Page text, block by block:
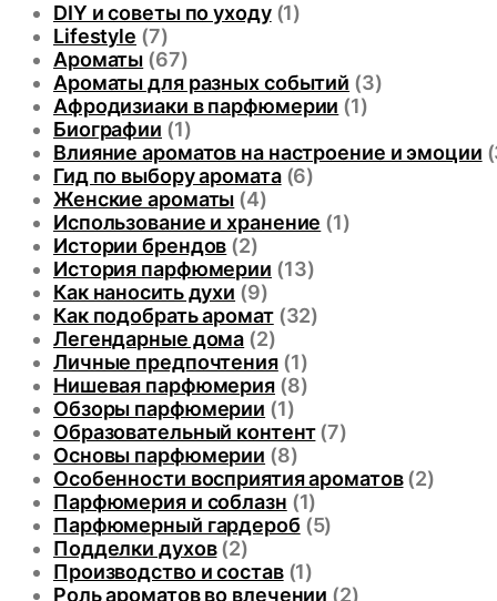
DIY и советы по уходу(1)
Lifestyle (7)
Ароматы (67)
Ароматы для разных событий (3)
Афродизиаки в парфюмерии (1)
Биографии (1)
Влияние ароматов на настроение и эмоции
Гид по выбору аромата(6)
Женские ароматы (4)
Использование и хранение (1)
Истории брендов (2)
История парфюмерии (13)
Как наносить духи (9)
Как подобрать аромат(32)
Легендарные дома (2)
Личные предпочтения(1)
Нишевая парфюмерия(8)
Обзоры парфюмерии (1)
Образовательный контент(7)
Основы парфюмерии (8)
Особенности восприятия ароматов(2)
Парфюмерия и соблазн (1)
Парфюмерный гардероб (5)
Подделки духов(2)
Производство и состав(1)
Роль ароматов во влечении (2)